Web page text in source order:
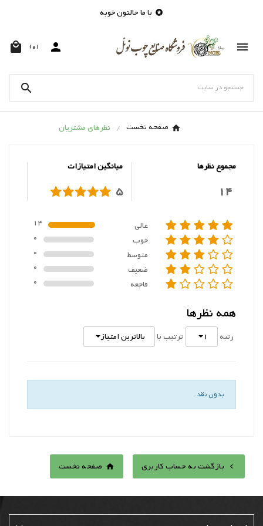
 با ما حالتون خوبه


 (0)

صفحه نخست نظرهای مشتریان
مجموع نظرها
14
میانگین امتیازات
5
عالی
14
خوب
0
متوسط
0
ضعیف
0
فاجعه
0
همه نظرها
رتبه 1 ترتیب با بالاترین امتیاز
بدون نقد.
 بازگشت به حساب کاربری  صفحه نخست